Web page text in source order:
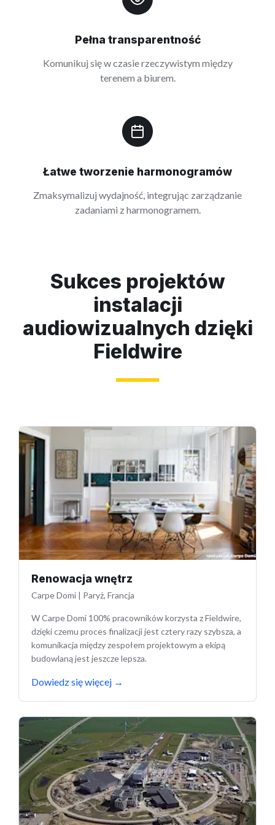
Pełna transparentność
Komunikuj się w czasie rzeczywistym między
terenem a biurem.
Łatwe tworzenie harmonogramów
Zmaksymalizuj wydajność, integrując zarządzanie
zadaniami z harmonogramem.
Sukces projektów
instalacji
audiowizualnych dzięki
Fieldwire
Renowacja wnętrz
Carpe Domi | Paryż, Francja
W Carpe Domi 100% pracowników korzysta z Fieldwire,
dzięki czemu proces finalizacji jest cztery razy szybsza, a
komunikacja między zespołem projektowym a ekipą
budowlaną jest jeszcze lepsza.
Dowiedz się więcej →